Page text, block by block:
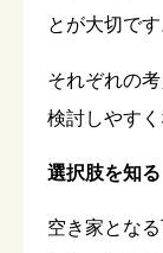
とが大切です
それぞれの
検討しやすく
選択肢を知る
空き家とな